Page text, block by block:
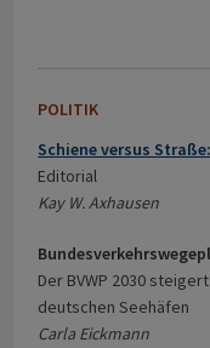
POLITIK
Schiene versus
Editorial
Kay W. Axhausen
Der BVWP 2030
deutschen Seehäfen
Carla Eickmann